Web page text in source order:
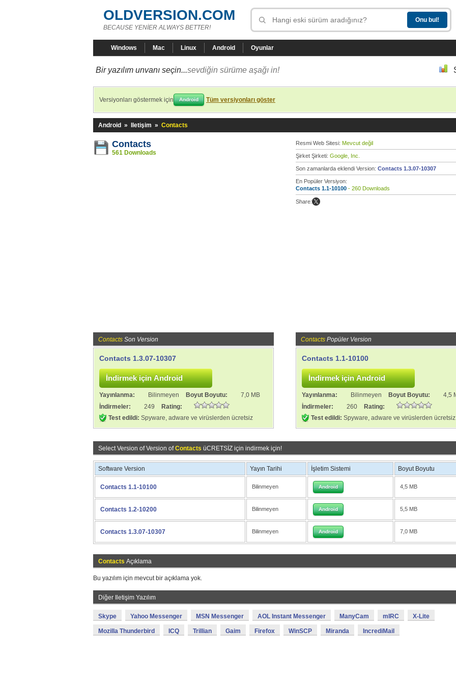
OLDVERSION.COM
BECAUSE YENİER ALWAYS BETTER!
Windows Mac Linux Android Oyunlar
Bir yazılım unvanı seçin...sevdiğin sürüme aşağı in!
Versiyonları göstermek için Android Tüm versiyonları göster
Android » Iletişim » Contacts
Contacts
561 Downloads
Resmi Web Sitesi: Mevcut değil
Şirket Şirketi: Google, Inc.
Son zamanlarda eklendi Version: Contacts 1.3.07-10307
En Popüler Versiyon:
Contacts 1.1-10100 - 260 Downloads
Share:
Contacts Son Version
Contacts 1.3.07-10307
Yayınlanma: Bilinmeyen Boyut Boyutu:
7,0 MB
İndirmeler:
249
Rating:
Test edildi: Spyware, adware ve virüslerden ücretsiz
Contacts Popüler Version
Contacts 1.1-10100
Yayınlanma: Bilinmeyen Boyut Boyutu:
4,5
İndirmeler:
260
Rating:
Test edildi: Spyware, adware ve virüslerden ücretsiz
Select Version of Version ofContacts üCRETSİZ için indirmek için!
Software Version Yayın Tarihi İşletim Sistemi Boyut Boyutu
Contacts 1.1-10100 Bilinmeyen Android 4,5 MB
Contacts 1.2-10200 Bilinmeyen Android 5,5 MB
Contacts 1.3.07-10307 Bilinmeyen Android 7,0 MB
Contacts Açıklama
Bu yazılım için mevcut bir açıklama yok.
Diğer Iletişim Yazılım
Skype Yahoo Messenger MSN Messenger AOL Instant Messenger ManyCam mIRC X-Lite
Mozilla Thunderbird ICQ Trillian Gaim Firefox WinSCP Miranda IncrediMail